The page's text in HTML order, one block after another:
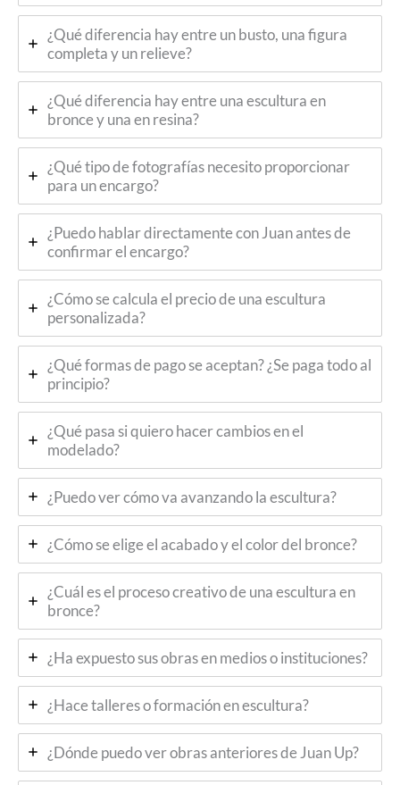
¿Qué diferencia hay entre un busto, una figura
completa y un relieve?
¿Qué diferencia hay entre una escultura en
bronce y una en resina?
¿Qué tipo de fotografías necesito proporcionar
para un encargo?
¿Puedo hablar directamente con Juan antes de
confirmar el encargo?
¿Cómo se calcula el precio de una escultura
personalizada?
¿Qué formas de pago se aceptan? ¿Se paga todo al
principio?
¿Qué pasa si quiero hacer cambios en el
modelado?
¿Puedo ver cómo va avanzando la escultura?
¿Cómo se elige el acabado y el color del bronce?
¿Cuál es el proceso creativo de una escultura en
bronce?
¿Ha expuesto sus obras en medios o instituciones?
¿Hace talleres o formación en escultura?
¿Dónde puedo ver obras anteriores de Juan Up?